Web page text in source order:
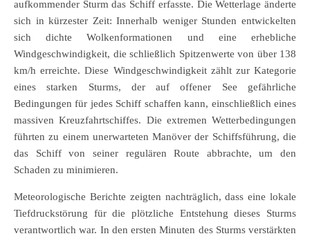
aufkommender Sturm das Schiff erfasste. Die Wetterlage änderte
sich in kürzester Zeit: Innerhalb weniger Stunden entwickelten
sich dichte Wolkenformationen und eine erhebliche
Windgeschwindigkeit, die schließlich Spitzenwerte von über 138
km/h erreichte. Diese Windgeschwindigkeit zählt zur Kategorie
eines starken Sturms, der auf offener See gefährliche
Bedingungen für jedes Schiff schaffen kann, einschließlich eines
massiven Kreuzfahrtschiffes. Die extremen Wetterbedingungen
führten zu einem unerwarteten Manöver der Schiffsführung, die
das Schiff von seiner regulären Route abbrachte, um den
Schaden zu minimieren.
Meteorologische Berichte zeigten nachträglich, dass eine lokale
Tiefdruckstörung für die plötzliche Entstehung dieses Sturms
verantwortlich war. In den ersten Minuten des Sturms verstärkten